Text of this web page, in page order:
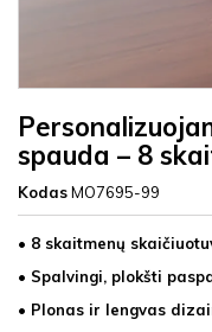
spauda – 8
KodasMO7695-99
• 8 skaitmenų
• Spalvingi, plokšti
• Plonas ir lengvas